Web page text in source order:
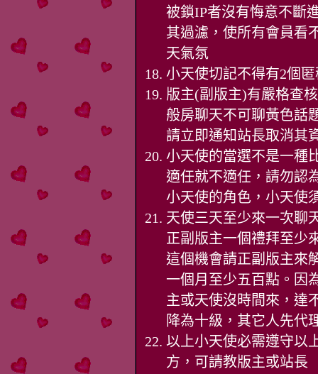
被鎖IP者沒有悔意不斷
其過濾，使所有會員看
天氣氛
小天使切記不得有2個
版主(副版主)有嚴格查
般房聊天不可聊黃色話
請立即通知站長取消其
小天使的當選不是一種
適任就不適任，請勿認
小天使的角色，小天使
天使三天至少來一次聊
正副版主一個禮拜至少
這個機會請正副版主來
一個月至少五百點。因
主或天使沒時間來，達
降為十級，其它人先代
以上小天使必需遵守以
方，可請教版主或站長